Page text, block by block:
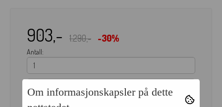
903,- 1.290,- -30%
Antall:
Om informasjonskapsler på dette